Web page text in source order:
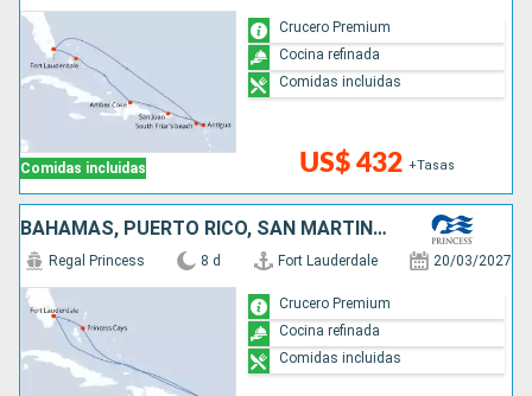
Comidas incluidas US$ 432 +Tasas
Crucero Premium
Cocina refinada
Comidas incluidas
BAHAMAS, PUERTO RICO, SAN MARTÍN, ESTADOS UNIDOS
Regal Princess 8 d Fort Lauderdale 20/03/2027
Crucero Premium
Cocina refinada
Comidas incluidas